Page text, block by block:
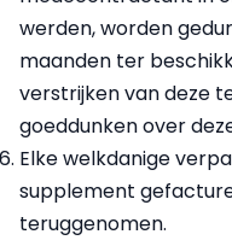
werden, worden
maanden ter
verstrijken van deze
goeddunken over
Elke welkdanige
supplement
teruggenomen.